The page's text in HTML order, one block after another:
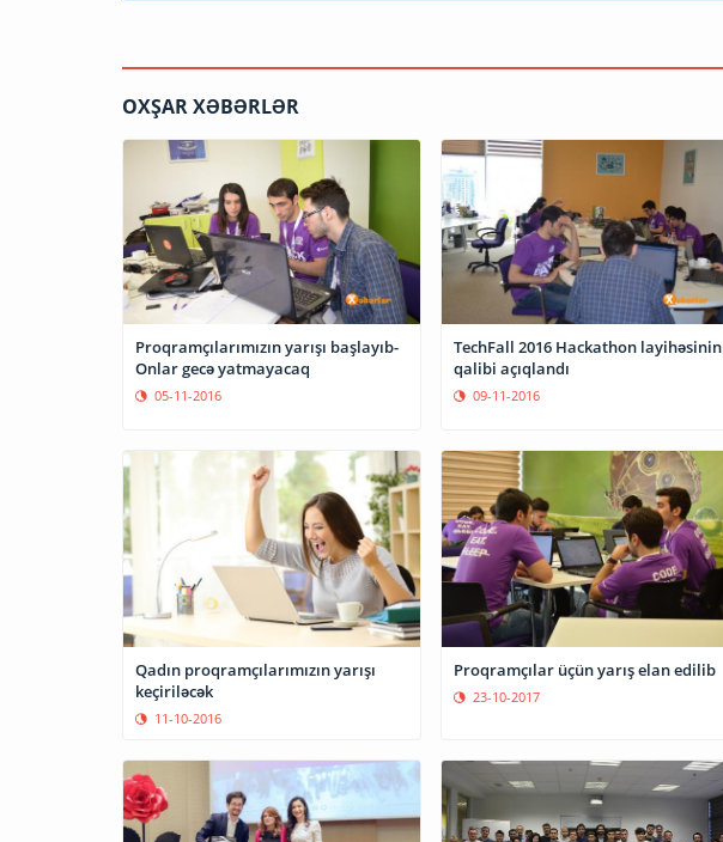
OXŞAR XƏBƏRLƏR
Proqramçılarımızın yarışı başlayıb-
Onlar gecə yatmayacaq
05-11-2016
TechFall 2016 Hackathon layihəsinin
qalibi açıqlandı
09-11-2016
Qadın proqramçılarımızın yarışı
keçiriləcək
11-10-2016
Proqramçılar üçün yarış elan edilib
23-10-2017